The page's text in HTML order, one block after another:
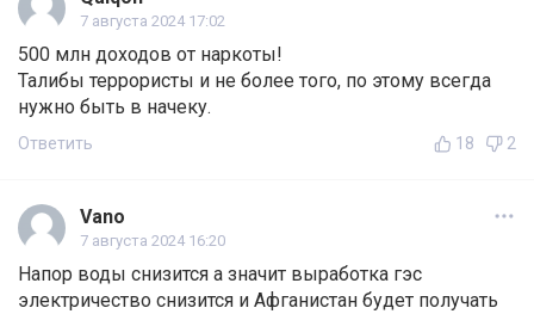
7 августа 2024 17:02
500 млн доходов от наркоты!
Талибы террористы и не более того, по этому всегда
нужно быть в начеку.
Ответить 18 2
Vano
7 августа 2024 16:20
Напор воды снизится а значит выработка гэс
электричество снизится и Афганистан будет получать